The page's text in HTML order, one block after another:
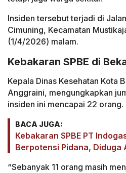
Insiden tersebut terjadi di
Cimuning, Kecamatan
(1/4/2026) malam.
Kebakaran SPBE di
Kepala Dinas Kesehatan Kota
Anggraini, mengungkapkan
insiden ini mencapai 22 orang.
BACA JUGA:
Kebakaran SPBE PT
Berpotensi Pidana, Diduga
“Sebanyak 11 orang masih